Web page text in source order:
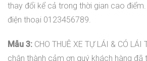
thay đổi kể cả trong thời gian cao
điện thoại 0123456789.
Mẫu 3: CHO THUÊ XE TỰ LÁI & CÓ LÁI
chân thành cảm ơn quý khách hàng đã